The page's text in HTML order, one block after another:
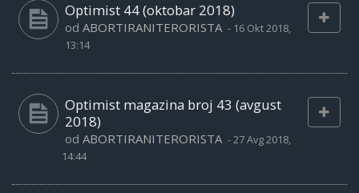
Optimist 44 (oktobar 2018)
od ABORTIRANITERORISTA - 16 Okt 2018,
13:14
Optimist magazina broj 43 (avgust
2018)
od ABORTIRANITERORISTA -27 Avg 2018,
14:44